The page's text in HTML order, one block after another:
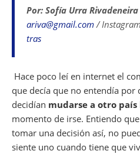
c
e
o
o
k
at
s
p
p
e
gr
m
ai
l a
s
Por: Sofía Urra Rivadeneira
ariva@gmail.com/
tras
Hace poco leí en internet el
que decía que no entendía por
decidían mudarse a otro país
momento de irse. Entiendo
tomar una decisión así, no
siente uno cuando tiene que